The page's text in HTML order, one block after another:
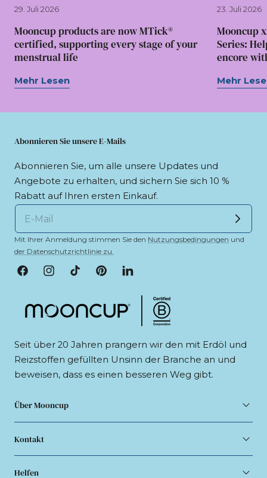
29. Juli 2026
Mooncup products are now MTick®
certified, supporting every stage of your
menstrual life
Mehr Lesen
23. Juli 2026
Mooncup
Series:
encore
Mehr
Abonnieren Sie unsere E-Mails
Abonnieren Sie, um alle unsere Updates und
Angebote zu erhalten, und sichern Sie sich 10 %
Rabatt auf Ihren ersten Einkauf.
Mit Ihrer Anmeldung stimmen Sie den Nutzungsbedingungen und
der Datenschutzrichtlinie zu.
FacebookInstagramTikTokPinterestLinkedIn
Seit über 20 Jahren prangern wir den mit Erdöl und
Reizstoffen gefüllten Unsinn der Branche an und
beweisen, dass es einen besseren Weg gibt.
Über Mooncup
Kontakt
Helfen